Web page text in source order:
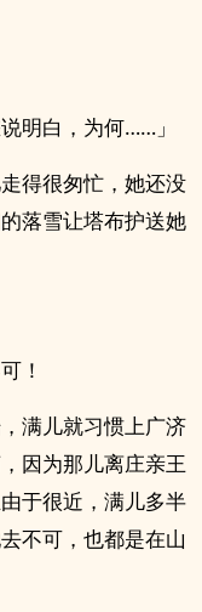
明白，为何……」
得很匆忙，她还没
落雪让塔布护送她
！
满儿就习惯上广济
因为那儿离庄亲王
于很近，满儿多半
不可，也都是在山